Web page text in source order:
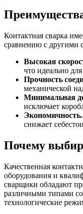
Контактная сварка
сравнению с другими
Высокая
что идеально
Прочность
механической
Минимальная
исключает
Экономичность.
снижает
Почему
Качественная
оборудования и
сварщики обладают
различными типами
технологические